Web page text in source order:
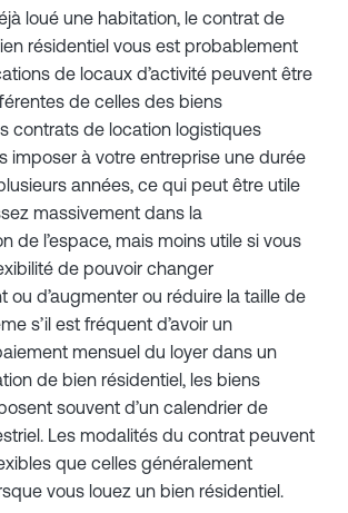
loué une habitation, le contrat de
résidentiel vous est probablement
de locaux d’activité peuvent être
de celles des biens
contrats de location logistiques
imposer à votre entreprise une durée
années, ce qui peut être utile
massivement dans la
de l’espace, mais moins utile si vous
de pouvoir changer
ou d’augmenter ou réduire la taille de
s’il est fréquent d’avoir un
mensuel du loyer dans un
de bien résidentiel, les biens
souvent d’un calendrier de
Les modalités du contrat peuvent
que celles généralement
vous louez un bien résidentiel.